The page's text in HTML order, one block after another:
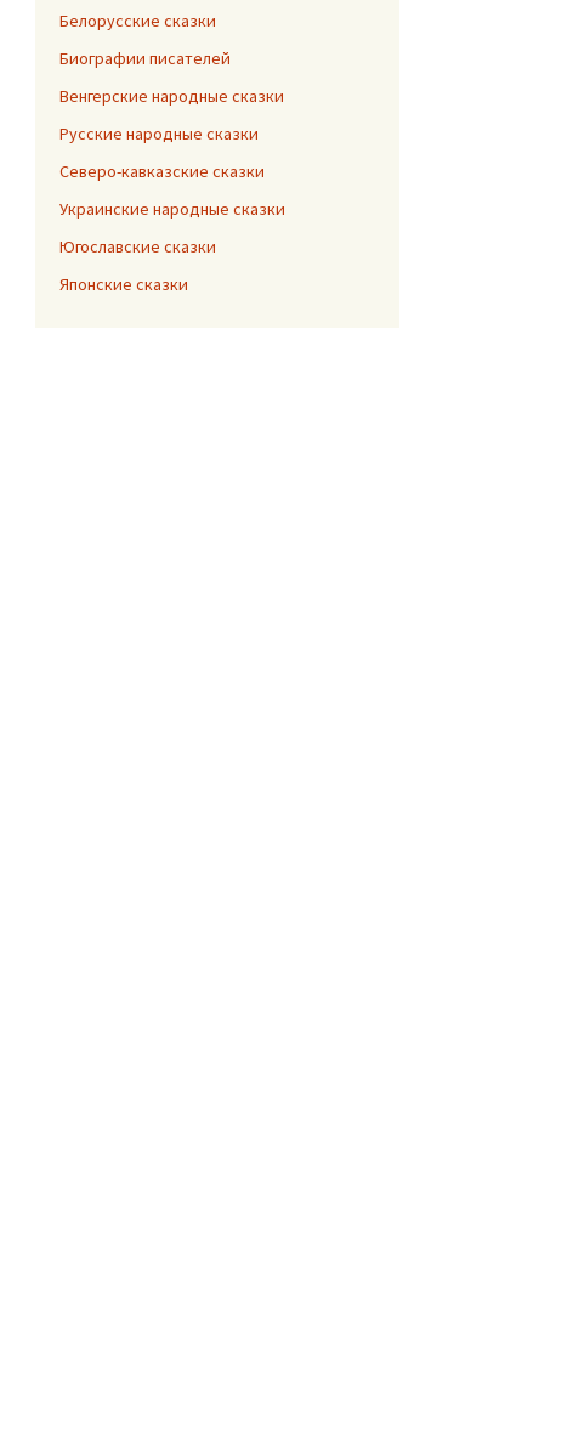
Белорусские сказки
Биографии писателей
Венгерские народные сказки
Русские народные сказки
Северо-кавказские сказки
Украинские народные сказки
Югославские сказки
Японские сказки